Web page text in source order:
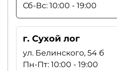
Сб-Вс: 10:00 - 19:00
г. Сухой лог
ул. Белинского, 54 б
Пн-Пт: 10:00 - 19:00